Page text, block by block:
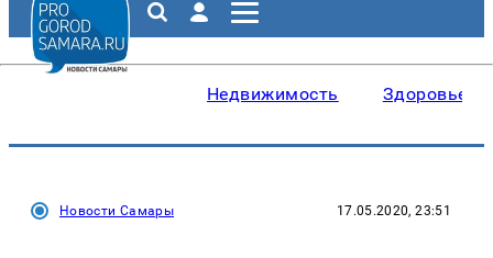
Недвижимость Здоровье
Новости Самары 17.05.2020, 23:51